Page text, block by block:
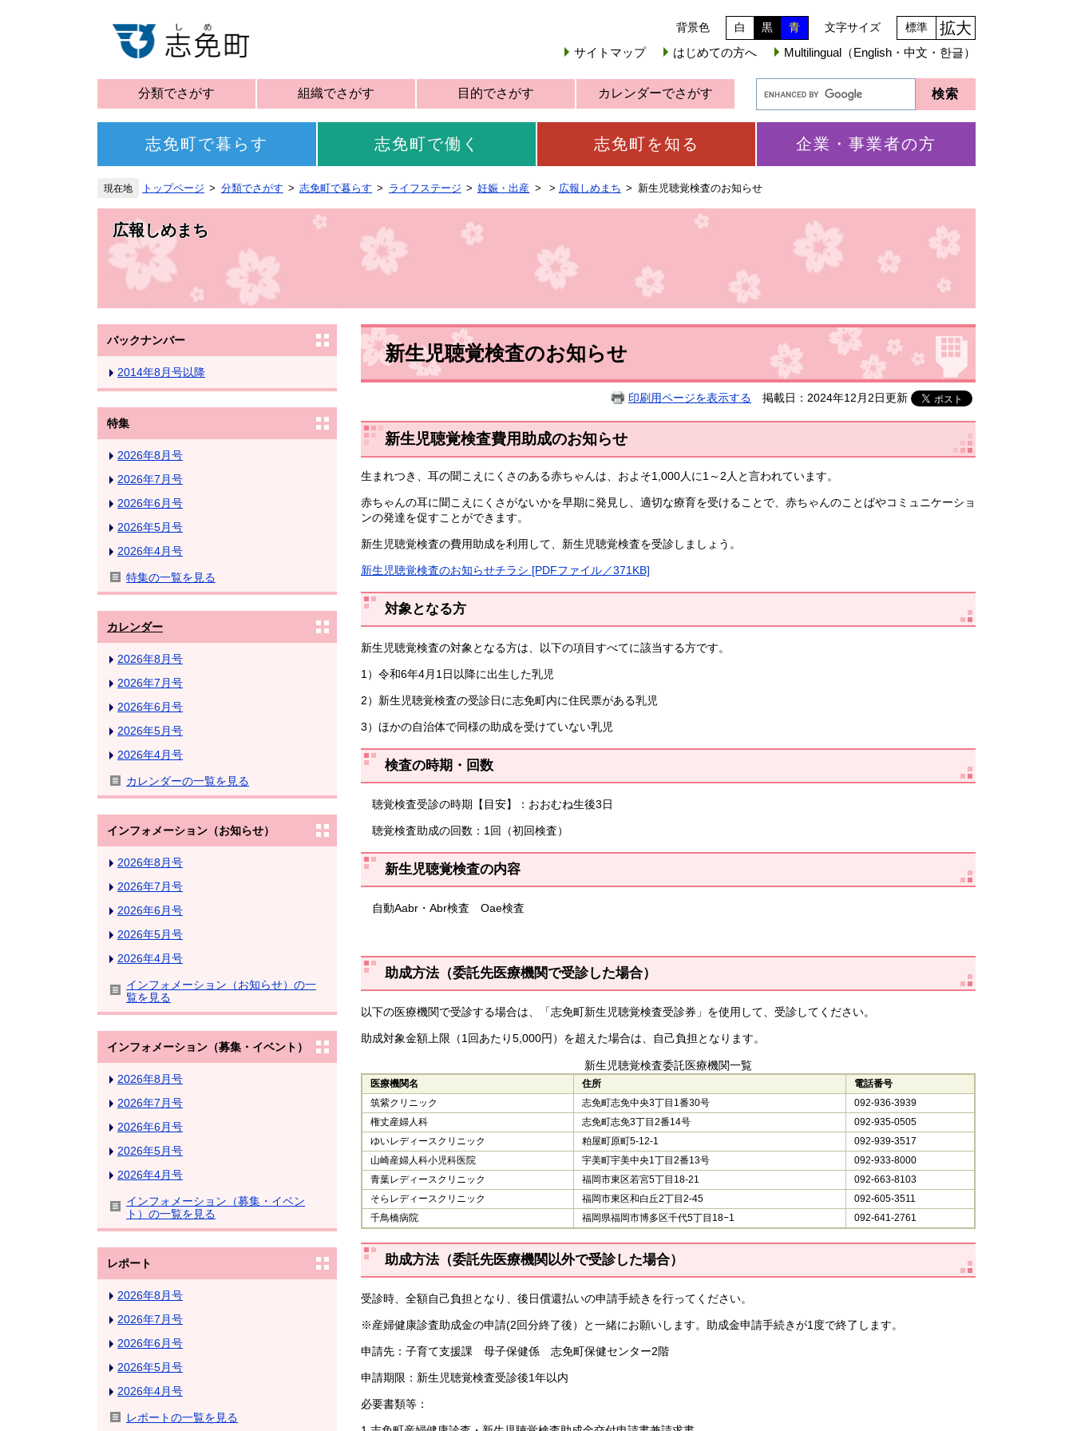
背景色 白 黒 青 文字サイズ 標準 拡大
サイトマップ はじめての方へ Multilingual（English・中文・한글）
分類でさがす 組織でさがす 目的でさがす カレンダーでさがす
志免町で暮らす 志免町で働く 志免町を知る 企業・事業者の方
トップページ 分類でさがす 志免町で暮らす ライフステージ 妊娠・出産 > 広報しめまち 新生児聴覚検査のお知らせ
広報しめまち
バックナンバー
2014年8月号以降
特集
2026年8月号
2026年7月号
2026年6月号
2026年5月号
2026年4月号
特集の一覧を見る
カレンダー
2026年8月号
2026年7月号
2026年6月号
2026年5月号
2026年4月号
カレンダーの一覧を見る
インフォメーション（お知らせ）
2026年8月号
2026年7月号
2026年6月号
2026年5月号
2026年4月号
インフォメーション（お知らせ）の一
覧を見る
インフォメーション（募集・イベント）
2026年8月号
2026年7月号
2026年6月号
2026年5月号
2026年4月号
インフォメーション（募集・イベン
ト）の一覧を見る
レポート
2026年8月号
2026年7月号
2026年6月号
2026年5月号
2026年4月号
レポートの一覧を見る
新生児聴覚検査のお知らせ
印刷用ページを表示する 掲載日：2024年12月2日更新
新生児聴覚検査費用助成のお知らせ
生まれつき、耳の聞こえにくさのある赤ちゃんは、およそ1,000人に1～2人と言われています。
赤ちゃんの耳に聞こえにくさがないかを早期に発見し、適切な療育を受けることで、赤ちゃんのことばやコミュニケーショ
ンの発達を促すことができます。
新生児聴覚検査の費用助成を利用して、新生児聴覚検査を受診しましょう。
新生児聴覚検査のお知らせチラシ [PDFファイル／371KB]
対象となる方
新生児聴覚検査の対象となる方は、以下の項目すべてに該当する方です。
1）令和6年4月1日以降に出生した乳児
2）新生児聴覚検査の受診日に志免町内に住民票がある乳児
3）ほかの自治体で同様の助成を受けていない乳児
検査の時期・回数
聴覚検査受診の時期【目安】：おおむね生後3日
聴覚検査助成の回数：1回（初回検査）
新生児聴覚検査の内容
自動Aabr・Abr検査 Oae検査
助成方法（委託先医療機関で受診した場合）
以下の医療機関で受診する場合は、「志免町新生児聴覚検査受診券」を使用して、受診してください。
助成対象金額上限（1回あたり5,000円）を超えた場合は、自己負担となります。
新生児聴覚検査委託医療機関一覧
医療機関名 住所
電話番号
筑紫クリニック
志免町志免中央3丁目1番30号
092-936-3939
権丈産婦人科
志免町志免3丁目2番14号
092-935-0505
ゆいレディースクリニック
粕屋町原町5-12-1
092-939-3517
山崎産婦人科小児科医院
宇美町宇美中央1丁目2番13号
092-933-8000
青葉レディースクリニック
福岡市東区若宮5丁目18-21
092-663-8103
そらレディースクリニック
福岡市東区和白丘2丁目2-45
092-605-3511
千鳥橋病院
福岡県福岡市博多区千代5丁目18−1 092-641-2761
助成方法（委託先医療機関以外で受診した場合）
受診時、全額自己負担となり、後日償還払いの申請手続きを行ってください。
※産婦健康診査助成金の申請(2回分終了後）と一緒にお願いします。助成金申請手続きが1度で終了します。
申請先：子育て支援課 母子保健係 志免町保健センター2階
申請期限：新生児聴覚検査受診後1年以内
必要書類等：